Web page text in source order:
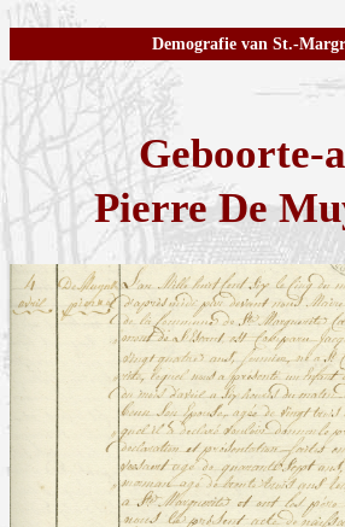
Demografie van St.-
Geboorte-
Pierre De